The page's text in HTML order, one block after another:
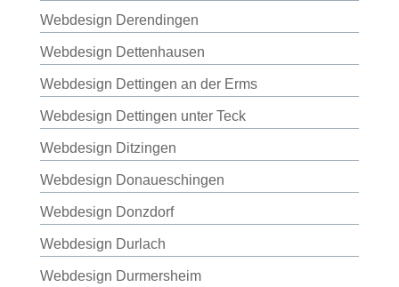
Webdesign Derendingen
Webdesign Dettenhausen
Webdesign Dettingen an der Erms
Webdesign Dettingen unter Teck
Webdesign Ditzingen
Webdesign Donaueschingen
Webdesign Donzdorf
Webdesign Durlach
Webdesign Durmersheim